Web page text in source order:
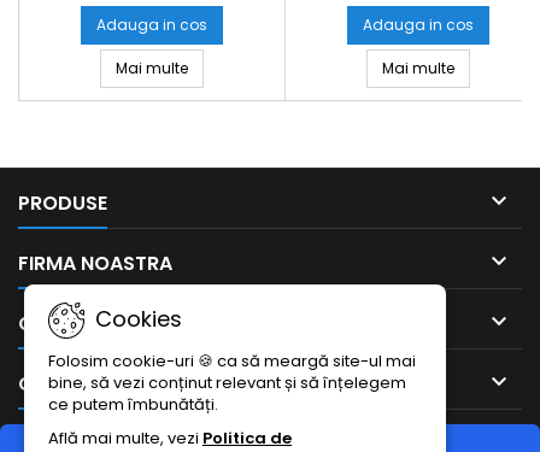
Adauga in cos
Mai multePrecious Lily Hem betisoare parfumate Hem
Adauga in cos
Mai multeCannabis
PRODUSE 
FIRMA NOASTRA 
CONTUL DUMNEAVOASTRA 
CONTACTEAZA-NE 
Cookies
Folosim cookie-uri 🍪 ca să meargă site-ul mai
bine, să vezi conținut relevant și să înțelegem
ce putem îmbunătăți.
Află mai multe, vezi Politica de
RETRAGERE DIN CONTRACT